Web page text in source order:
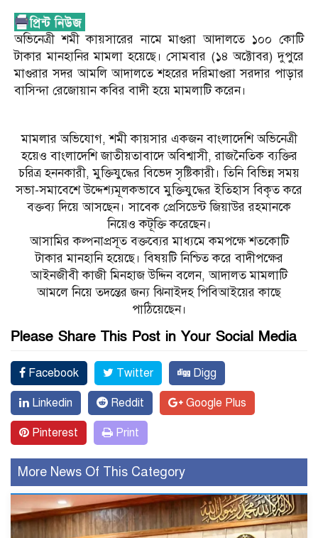
অভিনেত্রী শমী কায়সারের নামে মাগুরা আদালতে ১০০ কোটি
টাকার মানহানির মামলা হয়েছে। সোমবার (১৪ অক্টোবর) দুপুরে
মাগুরার সদর আমলি আদালতে শহরের দরিমাগুরা সরদার পাড়ার
বাসিন্দা রেজোয়ান কবির বাদী হয়ে মামলাটি করেন।
মামলার অভিযোগ, শমী কায়সার একজন বাংলাদেশি অভিনেত্রী
হয়েও বাংলাদেশি জাতীয়তাবাদে অবিশ্বাসী, রাজনৈতিক ব্যক্তির
চরিত্র হননকারী, মুক্তিযুদ্ধের বিভেদ সৃষ্টিকারী। তিনি বিভিন্ন সময়
সভা-সমাবেশে উদ্দেশ্যমূলকভাবে মুক্তিযুদ্ধের ইতিহাস বিকৃত করে
বক্তব্য দিয়ে আসছেন। সাবেক প্রেসিডেন্ট জিয়াউর রহমানকে
নিয়েও কটূক্তি করেছেন।
আসামির কল্পনাপ্রসূত বক্তব্যের মাধ্যমে কমপক্ষে শতকোটি
টাকার মানহানি হয়েছে। বিষয়টি নিশ্চিত করে বাদীপক্ষের
আইনজীবী কাজী মিনহাজ উদ্দিন বলেন, আদালত মামলাটি
আমলে নিয়ে তদন্তের জন্য ঝিনাইদহ পিবিআইয়ের কাছে
পাঠিয়েছেন।
Please Share This Post in Your Social Media
Facebook Twitter Digg
Linkedin Reddit Google Plus
Pinterest Print
More News Of This Category